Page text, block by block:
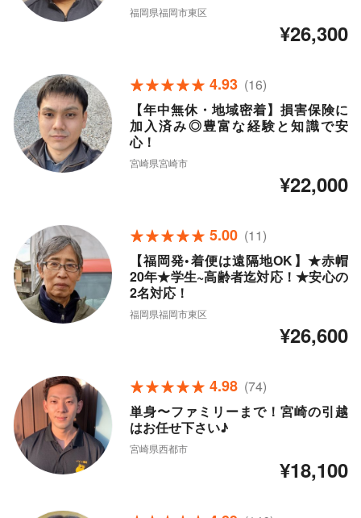
福岡県福岡市東区
¥26,300
4.93 (16)
【年中無休・地域密着】損害保険に
加入済み◎豊富な経験と知識で安
心！
宮崎県宮崎市
¥22,000
5.00 (11)
【福岡発•着便は遠隔地OK】★赤帽
20年★学生~高齢者迄対応！★安心の
2名対応！
福岡県福岡市東区
¥26,600
4.98 (74)
単身〜ファミリーまで！宮崎の引越
はお任せ下さい♪
宮崎県西都市
¥18,100